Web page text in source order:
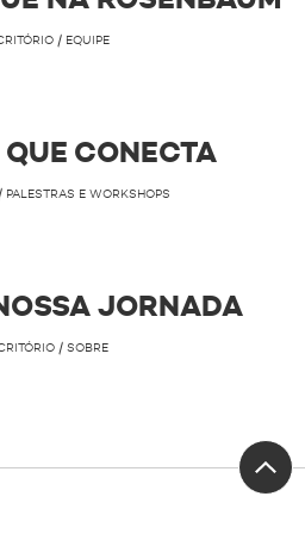
/ EQUIPE
CONECTA
PALESTRAS E WORKSHOPS
JORNADA
/ SOBRE